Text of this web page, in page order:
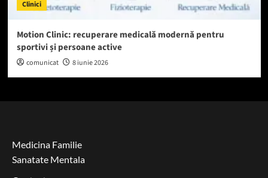
Clinici
Motion Clinic: recuperare medicală modernă pentru
sportivi și persoane active
comunicat 8 iunie 2026
Medicina Familie
Sanatate Mentala